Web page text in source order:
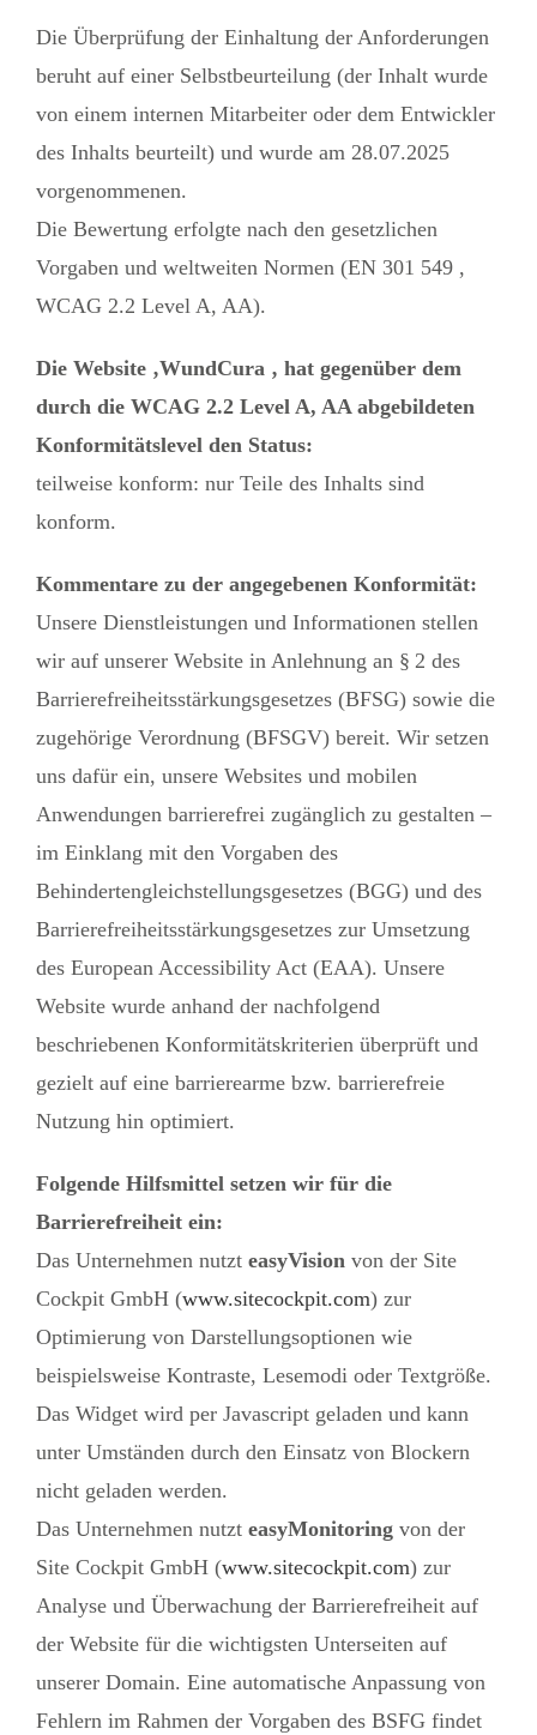
Die Überprüfung der Einhaltung der Anforderungen
beruht auf einer Selbstbeurteilung (der Inhalt wurde
von einem internen Mitarbeiter oder dem Entwickler
des Inhalts beurteilt) und wurde am 28.07.2025
vorgenommenen.
Die Bewertung erfolgte nach den gesetzlichen
Vorgaben und weltweiten Normen (EN 301 549 ,
WCAG 2.2 Level A, AA).
Die Website ‚WundCura ‚ hat gegenüber dem
durch die WCAG 2.2 Level A, AA abgebildeten
Konformitätslevel den Status:
teilweise konform: nur Teile des Inhalts sind
konform.
Kommentare zu der angegebenen Konformität:
Unsere Dienstleistungen und Informationen stellen
wir auf unserer Website in Anlehnung an § 2 des
Barrierefreiheitsstärkungsgesetzes (BFSG) sowie die
zugehörige Verordnung (BFSGV) bereit. Wir setzen
uns dafür ein, unsere Websites und mobilen
Anwendungen barrierefrei zugänglich zu gestalten –
im Einklang mit den Vorgaben des
Behindertengleichstellungsgesetzes (BGG) und des
Barrierefreiheitsstärkungsgesetzes zur Umsetzung
des European Accessibility Act (EAA). Unsere
Website wurde anhand der nachfolgend
beschriebenen Konformitätskriterien überprüft und
gezielt auf eine barrierearme bzw. barrierefreie
Nutzung hin optimiert.
Folgende Hilfsmittel setzen wir für die
Barrierefreiheit ein:
Das Unternehmen nutzt easyVision von der Site
Cockpit GmbH (www.sitecockpit.com) zur
Optimierung von Darstellungsoptionen wie
beispielsweise Kontraste, Lesemodi oder Textgröße.
Das Widget wird per Javascript geladen und kann
unter Umständen durch den Einsatz von Blockern
nicht geladen werden.
Das Unternehmen nutzt easyMonitoring von der
Site Cockpit GmbH (www.sitecockpit.com) zur
Analyse und Überwachung der Barrierefreiheit auf
der Website für die wichtigsten Unterseiten auf
unserer Domain. Eine automatische Anpassung von
Fehlern im Rahmen der Vorgaben des BSFG findet